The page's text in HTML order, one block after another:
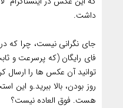
داشت.
جای نگرانی نیست، چرا که
فای رایگان (که پرسرعت و
توانید آن عکس ها را ارسال
روز بودن، بالا ببرید.و این
هست. فوق العاده نیست؟